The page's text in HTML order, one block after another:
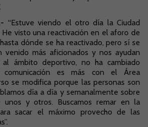
“Estuve viendo el otro día la Ciudad
He visto una reactivación en el aforo de
dónde se ha reactivado, pero sí se
venido más aficionados y nos ayudan
al ámbito deportivo, no ha cambiado
es más con el Área
se modifica porque las personas son
día a día y semanalmente sobre
unos y otros. Buscamos remar en la
sacar el máximo provecho de las